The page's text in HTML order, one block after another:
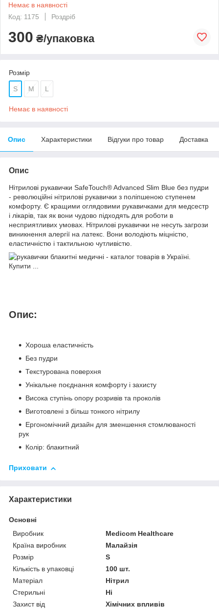
Немає в наявності
Код: 1175
Роздріб
300 ₴/упаковка
Розмір
S M L
Немає в наявності
Опис Характеристики Відгуки про товар Доставка
Опис
Нітрилові рукавички SafeTouch® Advanced Slim Blue без пудри
- революційні нітрилові рукавички з поліпшеною ступенем
комфорту. Є кращими оглядовими рукавичками для медсестр
і лікарів, так як вони чудово підходять для роботи в
несприятливих умовах. Нітрилові рукавички не несуть загрози
виникнення алергії на латекс. Вони володіють міцністю,
еластичністю і тактильною чутливістю.
Опис:
Хороша еластичність
Без пудри
Текстурована поверхня
Унікальне поєднання комфорту і захисту
Висока ступінь опору розривів та проколів
Виготовлені з більш тонкого нітрилу
Ергономічний дизайн для зменшення стомлюваності
рук
Колір: блакитний
Приховати
Характеристики
Основні
Виробник
Medicom Healthcare
Країна виробник
Малайзія
Розмір
S
Кількість в упаковці
100 шт.
Матеріал
Нітрил
Стерильні
Ні
Захист від
Хімічних впливів